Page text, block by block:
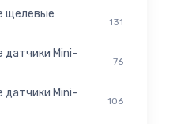
щелевые
131
датчики Mini-
76
датчики Mini-
106